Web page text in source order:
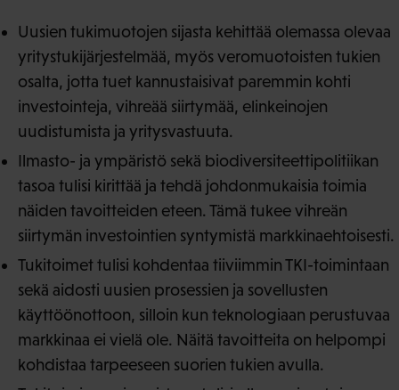
Uusien tukimuotojen sijasta kehittää olemassa olevaa
yritystukijärjestelmää, myös veromuotoisten tukien
osalta, jotta tuet kannustaisivat paremmin kohti
investointeja, vihreää siirtymää, elinkeinojen
uudistumista ja yritysvastuuta.
Ilmasto- ja ympäristö sekä biodiversiteettipolitiikan
tasoa tulisi kirittää ja tehdä johdonmukaisia toimia
näiden tavoitteiden eteen. Tämä tukee vihreän
siirtymän investointien syntymistä markkinaehtoisesti.
Tukitoimet tulisi kohdentaa tiiviimmin TKI-toimintaan
sekä aidosti uusien prosessien ja sovellusten
käyttöönottoon, silloin kun teknologiaan perustuvaa
markkinaa ei vielä ole. Näitä tavoitteita on helpompi
kohdistaa tarpeeseen suorien tukien avulla.